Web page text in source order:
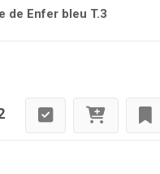
de Enfer bleu T.3